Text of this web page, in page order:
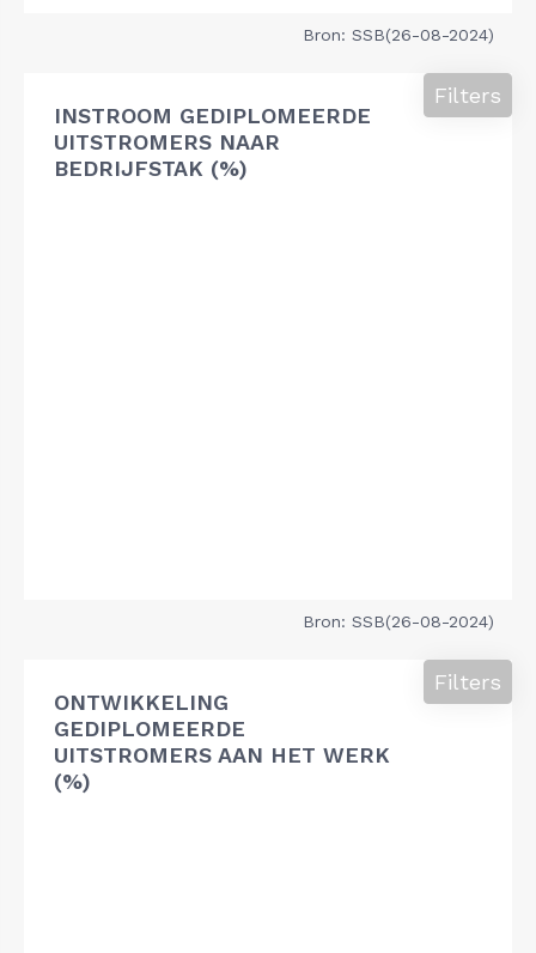
Bron: SSB(26-08-2024)
INSTROOM GEDIPLOMEERDE
UITSTROMERS NAAR
BEDRIJFSTAK (%)
Filters
Bron: SSB(26-08-2024)
ONTWIKKELING
GEDIPLOMEERDE
UITSTROMERS AAN HET WERK
(%)
Filters